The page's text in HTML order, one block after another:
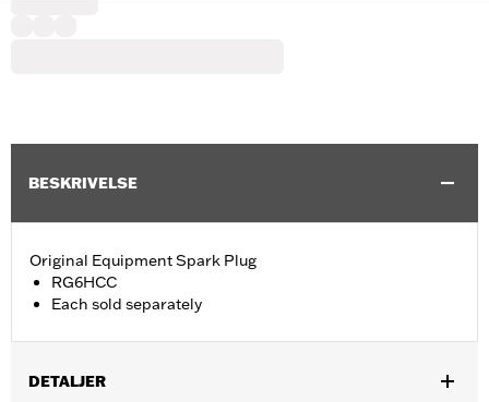
BESKRIVELSE
Original Equipment Spark Plug
RG6HCC
Each sold separately
DETALJER